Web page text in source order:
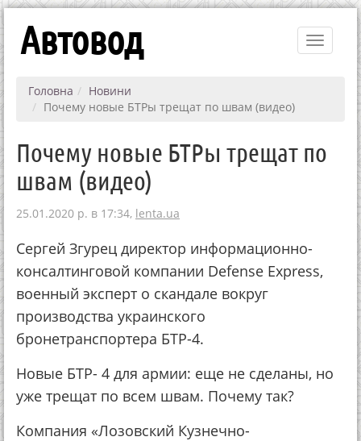
Toggle
Автовод
Головна
Новини
Почему новые БТРы трещат по швам (видео)
Почему новые БТРы трещат по
швам (видео)
25.01.2020 р. в 17:34, lenta.ua
Сергей Згурец директор информационно-
консалтинговой компании Defense Express,
военный эксперт о скандале вокруг
производства украинского
бронетранспортера БТР-4.
Новые БТР- 4 для армии: еще не сделаны, но
уже трещат по всем швам. Почему так?
Компания «Лозовский Кузнечно-